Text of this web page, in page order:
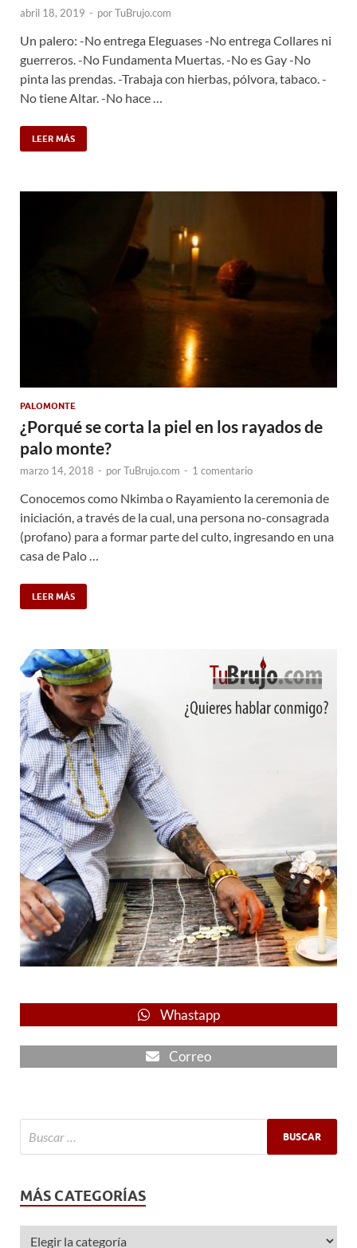
abril 18, 2019 - porTuBrujo.com
Un palero: -No entrega Eleguases -No entrega Collares ni
guerreros. -No Fundamenta Muertas. -No es Gay -No
pinta las prendas. -Trabaja con hierbas, pólvora, tabaco. -
No tiene Altar. -No hace …
LEER MÁS
PALOMONTE
¿Porqué se corta la piel en los rayados de
palo monte?
marzo 14, 2018 - porTuBrujo.com - 1 comentario
Conocemos como Nkimba o Rayamiento la ceremonia de
iniciación, a través de la cual, una persona no-consagrada
(profano) para a formar parte del culto, ingresando en una
casa de Palo …
LEER MÁS
Whastapp
Correo
MÁS CATEGORÍAS